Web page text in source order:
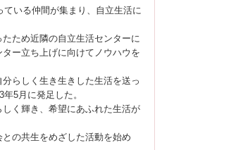
いる仲間が集まり、自立生活に
ため近隣の自立生活センターに
ー立ち上げに向けてノウハウを
らしく生き生きした生活を送っ
5月に発足した。
く輝き、希望にあふれた生活が
の共生をめざした活動を始め